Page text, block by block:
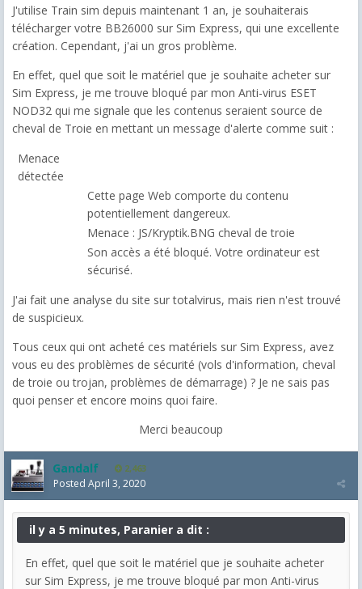
J'utilise Train sim depuis maintenant 1 an, je souhaiterais
télécharger votre BB26000 sur Sim Express, qui une excellente
création. Cependant, j'ai un gros problème.
En effet, quel que soit le matériel que je souhaite acheter sur
Sim Express, je me trouve bloqué par mon Anti-virus ESET
NOD32 qui me signale que les contenus seraient source de
cheval de Troie en mettant un message d'alerte comme suit :
Menace
détectée
Cette page Web comporte du contenu
potentiellement dangereux.
Menace : JS/Kryptik.BNG cheval de troie
Son accès a été bloqué. Votre ordinateur est
sécurisé.
J'ai fait une analyse du site sur totalvirus, mais rien n'est trouvé
de suspicieux.
Tous ceux qui ont acheté ces matériels sur Sim Express, avez
vous eu des problèmes de sécurité (vols d'information, cheval
de troie ou trojan, problèmes de démarrage) ? Je ne sais pas
quoi penser et encore moins quoi faire.
Merci beaucoup
Gandalf 2,463
Posted April 3, 2020
il y a 5 minutes, Paranier a dit :
En effet, quel que soit le matériel que je souhaite acheter
sur Sim Express, je me trouve bloqué par mon Anti-virus